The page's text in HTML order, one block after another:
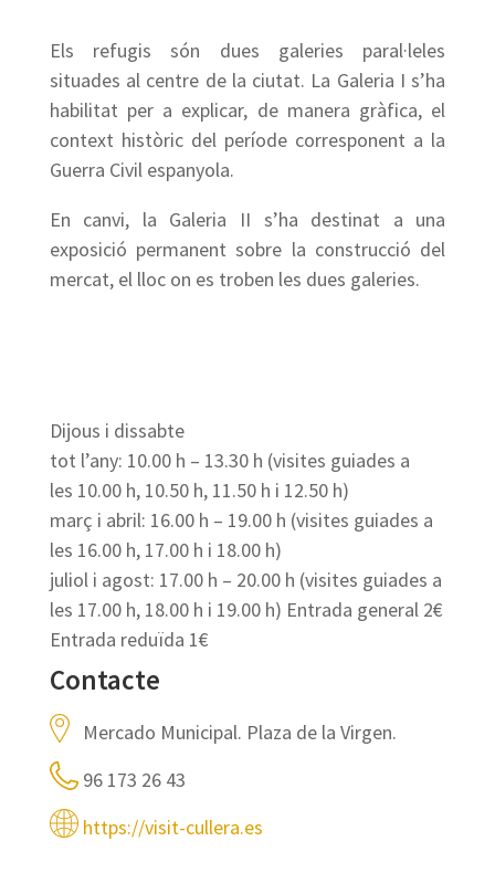
Els refugis són dues galeries paral·leles
situades al centre de la ciutat. La Galeria I s’ha
habilitat per a explicar, de manera gràfica, el
context històric del període corresponent a la
Guerra Civil espanyola.
En canvi, la Galeria II s’ha destinat a una
exposició permanent sobre la construcció del
mercat, el lloc on es troben les dues galeries.
Dijous i dissabte
tot l’any: 10.00 h – 13.30 h (visites guiades a
les 10.00 h, 10.50 h, 11.50 h i 12.50 h)
març i abril: 16.00 h – 19.00 h (visites guiades a
les 16.00 h, 17.00 h i 18.00 h)
juliol i agost: 17.00 h – 20.00 h (visites guiades a
les 17.00 h, 18.00 h i 19.00 h) Entrada general 2€
Entrada reduïda 1€
Contacte
Mercado Municipal. Plaza de la Virgen.
96 173 26 43
https://visit-cullera.es